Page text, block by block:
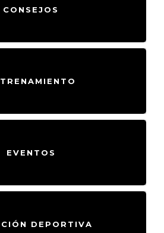
CONSEJOS
EVENTOS
DEPORTIVA